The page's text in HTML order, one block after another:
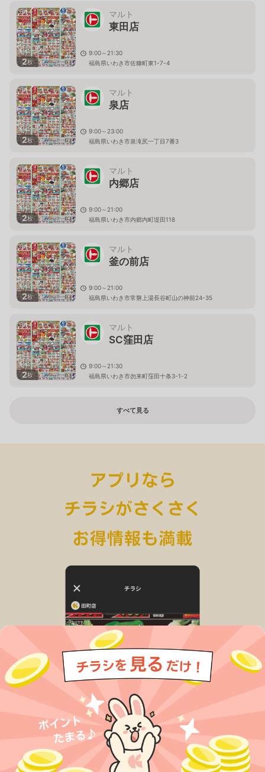
2枚
マルト
東田店
9:00～21:30
福島県いわき市佐糠町東1-7-4
2枚
マルト
泉店
9:00～23:00
福島県いわき市泉滝尻一丁目7番3
2枚
マルト
内郷店
9:00～21:00
福島県いわき市内郷内町堤田118
2枚
マルト
釜の前店
9:00～21:00
福島県いわき市常磐上湯長谷町山の神前24-35
2枚
マルト
SC窪田店
9:00～21:30
福島県いわき市勿来町窪田十条3-1-2
すべて見る